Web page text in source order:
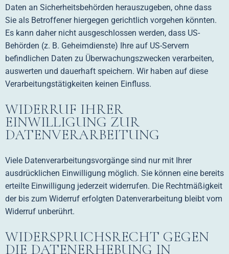
Daten an Sicherheitsbehörden herauszugeben, ohne dass
Sie als Betroffener hiergegen gerichtlich vorgehen könnten.
Es kann daher nicht ausgeschlossen werden, dass US-
Behörden (z. B. Geheimdienste) Ihre auf US-Servern
befindlichen Daten zu Überwachungszwecken verarbeiten,
auswerten und dauerhaft speichern. Wir haben auf diese
Verarbeitungstätigkeiten keinen Einfluss.
WIDERRUF IHRER
EINWILLIGUNG ZUR
DATENVERARBEITUNG
Viele Datenverarbeitungsvorgänge sind nur mit Ihrer
ausdrücklichen Einwilligung möglich. Sie können eine bereits
erteilte Einwilligung jederzeit widerrufen. Die Rechtmäßigkeit
der bis zum Widerruf erfolgten Datenverarbeitung bleibt vom
Widerruf unberührt.
WIDERSPRUCHSRECHT GEGEN
DIE DATENERHEBUNG IN